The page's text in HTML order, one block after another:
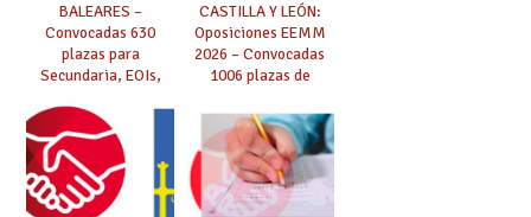
BALEARES –
Convocadas 630
plazas para
Secundaria, EOIs,
Conservatorios y FP
CASTILLA Y LEÓN:
Oposiciones EEMM
2026 – Convocadas
1006 plazas de
Conservatorios
(solicitudes del 15 de
enero al 4 de febrero)